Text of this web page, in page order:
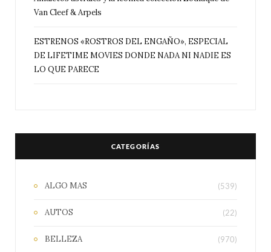
Van Cleef & Arpels
ESTRENOS «ROSTROS DEL ENGAÑO», ESPECIAL
DE LIFETIME MOVIES DONDE NADA NI NADIE ES
LO QUE PARECE
CATEGORÍAS
ALGO MAS (539)
AUTOS (22)
BELLEZA (970)